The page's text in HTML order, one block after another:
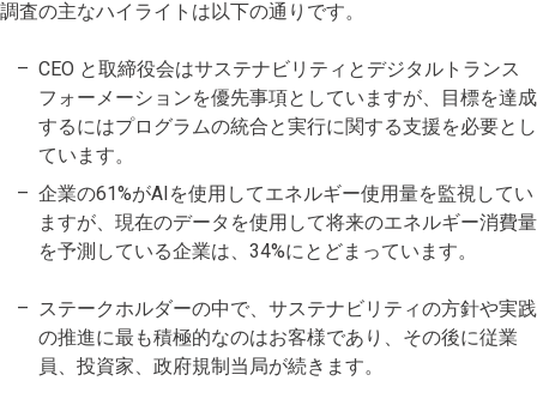
調査の主なハイライトは以下の通りです。
CEO と取締役会はサステナビリティとデジタルトランス
フォーメーションを優先事項としていますが、目標を達成
するにはプログラムの統合と実行に関する支援を必要とし
ています。
企業の61%がAIを使用してエネルギー使用量を監視してい
ますが、現在のデータを使用して将来のエネルギー消費量
を予測している企業は、34%にとどまっています。
ステークホルダーの中で、サステナビリティの方針や実践
の推進に最も積極的なのはお客様であり、その後に従業
員、投資家、政府規制当局が続きます。